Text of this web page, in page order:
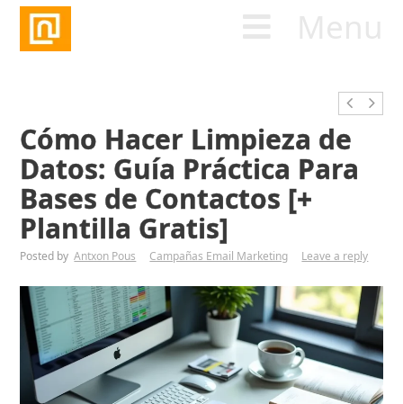
Cómo Hacer Limpieza de
Datos: Guía Práctica Para
Bases de Contactos [+
Plantilla Gratis]
Posted by Antxon Pous Campañas Email Marketing Leave a reply